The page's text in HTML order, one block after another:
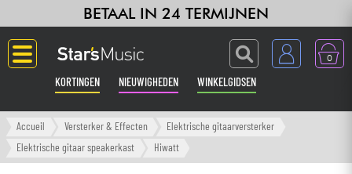
BETAAL IN 24 TERMIJNEN
0
KORTINGEN NIEUWIGHEDEN WINKELGIDSEN
Langue
Accueil Versterker & Effecten
Elektrische gitaarversterker
Elektrische gitaar speakerkast
Hiwatt